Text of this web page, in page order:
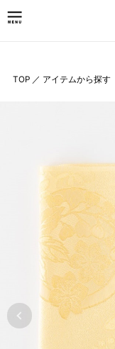
TOP ／ アイテムから探す